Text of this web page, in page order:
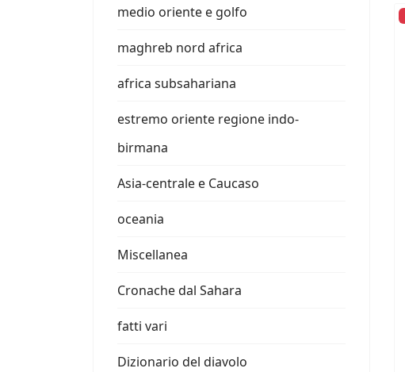
medio oriente e golfo
maghreb nord africa
africa subsahariana
estremo oriente regione indo-
birmana
Asia-centrale e Caucaso
oceania
Miscellanea
Cronache dal Sahara
fatti vari
Dizionario del diavolo